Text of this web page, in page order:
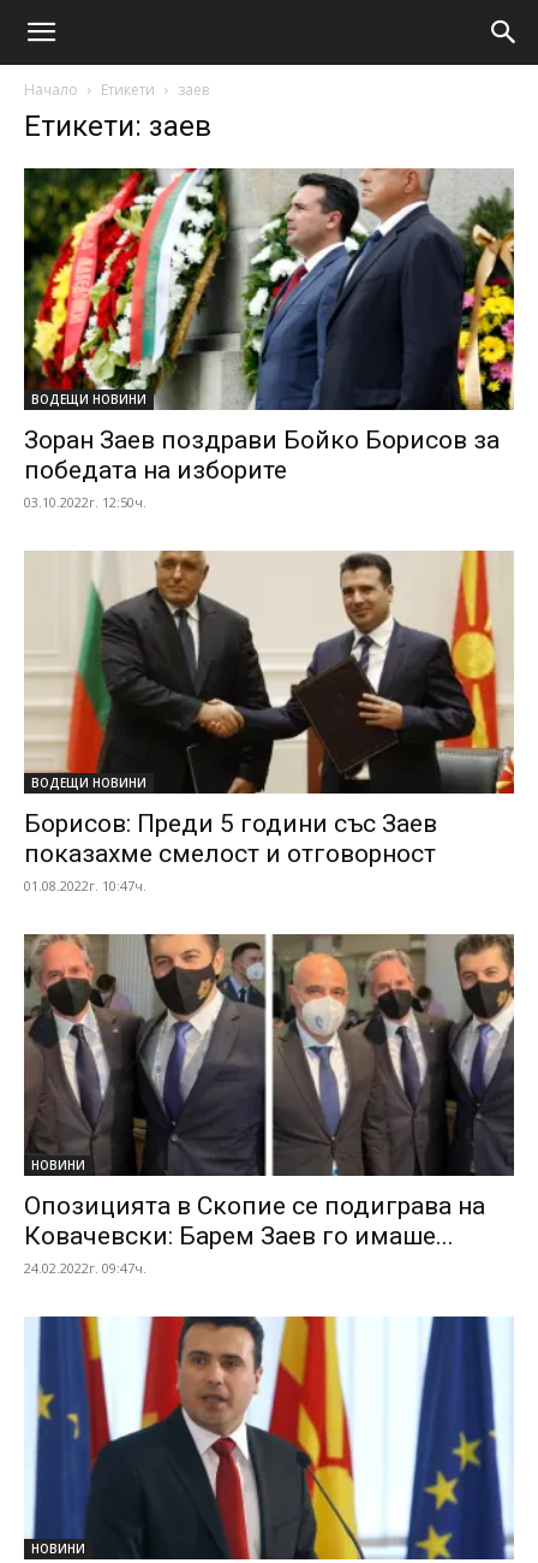
Начало Етикети заев
Етикети: заев
ВОДЕЩИ НОВИНИ
Зоран Заев поздрави Бойко Борисов за
победата на изборите
03.10.2022г. 12:50ч.
ВОДЕЩИ НОВИНИ
Борисов: Преди 5 години със Заев
показахме смелост и отговорност
01.08.2022г. 10:47ч.
НОВИНИ
Опозицията в Скопие се подиграва на
Ковачевски: Барем Заев го имаше...
24.02.2022г. 09:47ч.
НОВИНИ